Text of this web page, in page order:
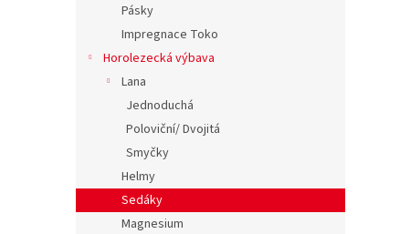
Pásky
Impregnace Toko
Horolezecká výbava
Lana
Jednoduchá
Poloviční/ Dvojitá
Smyčky
Helmy
Sedáky
Magnesium